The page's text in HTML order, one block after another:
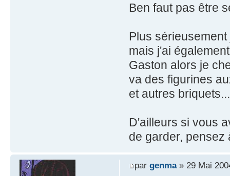
Ben faut pas être
Plus
mais j'ai
Gaston alors je
va des figurines
et autres briquets...
D'ailleurs si vous
de garder,
par genma» 29 Mai